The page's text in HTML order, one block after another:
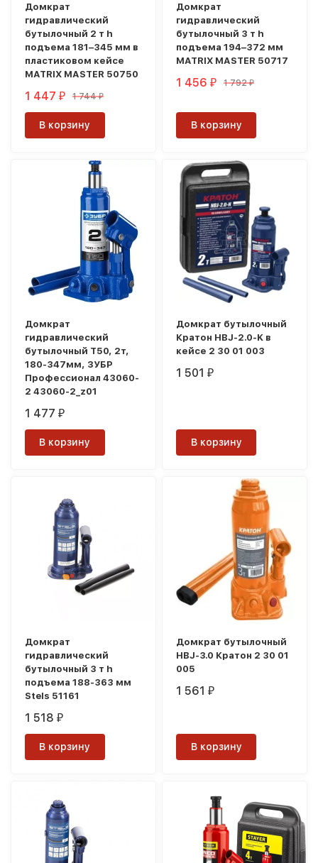
Домкрат
гидравлический
бутылочный 2 т h
подъема 181–345 мм в
пластиковом кейсе
MATRIX MASTER 50750
1 447₽ 1 744₽
В корзину
Домкрат
гидравлический
бутылочный 3 т h
подъема 194–372 мм
MATRIX MASTER 50717
1 456₽ 1 792₽
В корзину
Домкрат
гидравлический
бутылочный T50, 2т,
180-347мм, ЗУБР
Профессионал 43060-
2 43060-2_z01
1 477₽
В корзину
Домкрат бутылочный
Кратон HBJ-2.0-K в
кейсе 2 30 01 003
1 501₽
В корзину
Домкрат
гидравлический
бутылочный 3 т h
подъема 188-363 мм
Stels 51161
1 518₽
В корзину
Домкрат бутылочный
HBJ-3.0 Кратон 2 30 01
005
1 561₽
В корзину